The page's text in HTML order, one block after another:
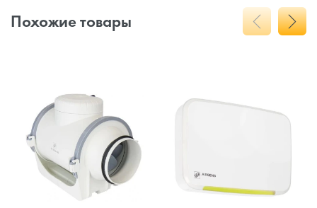
Похожие товары